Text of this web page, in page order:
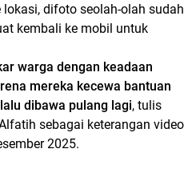
difoto seolah-olah sudah
kembali ke mobil untuk
warga dengan keadaan
mereka kecewa bantuan
dibawa pulang lagi, tulis
sebagai keterangan video
2025.